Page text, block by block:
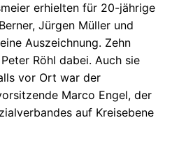
erhielten für 20-jährige
Jürgen Müller und
Auszeichnung. Zehn
Röhl dabei. Auch sie
vor Ort war der
Marco Engel, der
auf Kreisebene